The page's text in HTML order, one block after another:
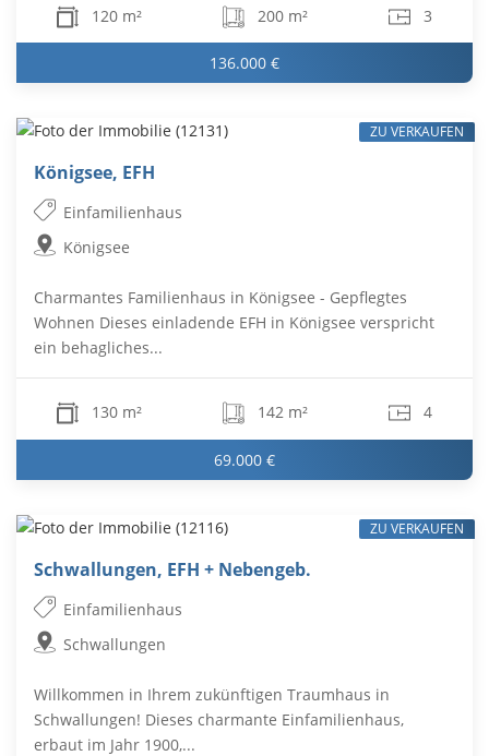
120 m² 200 m² 3
136.000 €
Königsee, EFH
Einfamilienhaus
Königsee
Charmantes Familienhaus in Königsee - Gepflegtes
Wohnen Dieses einladende EFH in Königsee verspricht
ein behagliches...
130 m² 142 m² 4
69.000 €
ZU VERKAUFEN
Schwallungen, EFH + Nebengeb.
Einfamilienhaus
Schwallungen
Willkommen in Ihrem zukünftigen Traumhaus in
Schwallungen! Dieses charmante Einfamilienhaus,
erbaut im Jahr 1900,...
ZU VERKAUFEN